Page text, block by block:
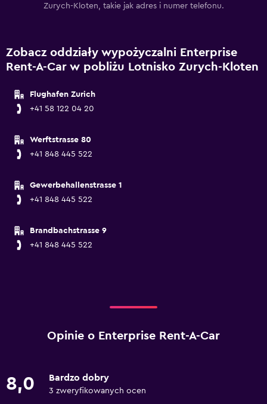
Zurych-Kloten, takie jak adres i numer telefonu.
Zobacz oddziały wypożyczalni Enterprise
Rent-A-Car w pobliżu Lotnisko Zurych-Kloten
Flughafen Zurich
+41 58 122 04 20
Werftstrasse 80
+41 848 445 522
Gewerbehallenstrasse 1
+41 848 445 522
Brandbachstrasse 9
+41 848 445 522
Opinie o Enterprise Rent-A-Car
8,0 Bardzo dobry
3 zweryfikowanych ocen